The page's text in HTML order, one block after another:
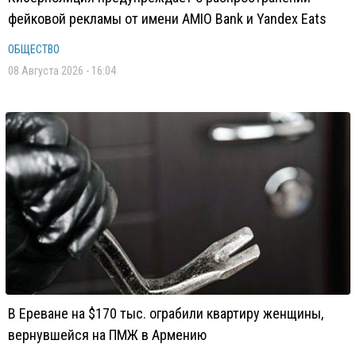
фейковой рекламы от имени AMIO Bank и Yandex Eats
ОБЩЕСТВО
08 Августа 2026 - 16:04
В Ереване на $170 тыс. ограбили квартиру женщины,
вернувшейся на ПМЖ в Армению